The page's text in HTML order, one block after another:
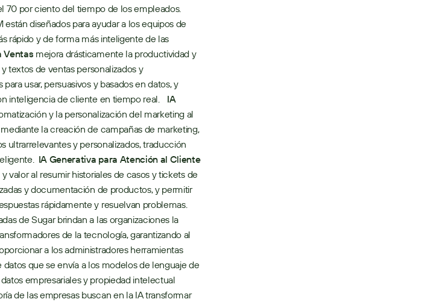
70 por ciento del tiempo de los empleados.
diseñados para ayudar a los equipos de
rápido y de forma más inteligente de las
Ventas mejora drásticamente la productividad y
textos de ventas personalizados y
usar, persuasivos y basados en datos, y
inteligencia de cliente en tiempo real. IA
y la personalización del marketing al
la creación de campañas de marketing,
ultrarrelevantes y personalizados, traducción
IA Generativa para Atención al Cliente
al resumir historiales de casos y tickets de
y documentación de productos, y permitir
rápidamente y resuelvan problemas.
de Sugar brindan a las organizaciones la
de la tecnología, garantizando al
a los administradores herramientas
que se envía a los modelos de lenguaje de
empresariales y propiedad intelectual
de las empresas buscan en la IA transformar